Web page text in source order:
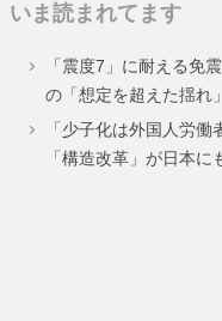
いま読まれてます
「震度7」に耐える免
の「想定を超えた揺れ
「少子化は外国人労
「構造改革」が日本に